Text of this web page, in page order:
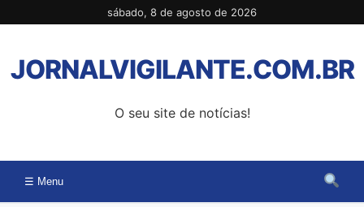
para
conteúdo
sábado, 8 de agosto de 2026
JORNALVIGILANTE.COM.BR
O seu site de notícias!
☰ Menu